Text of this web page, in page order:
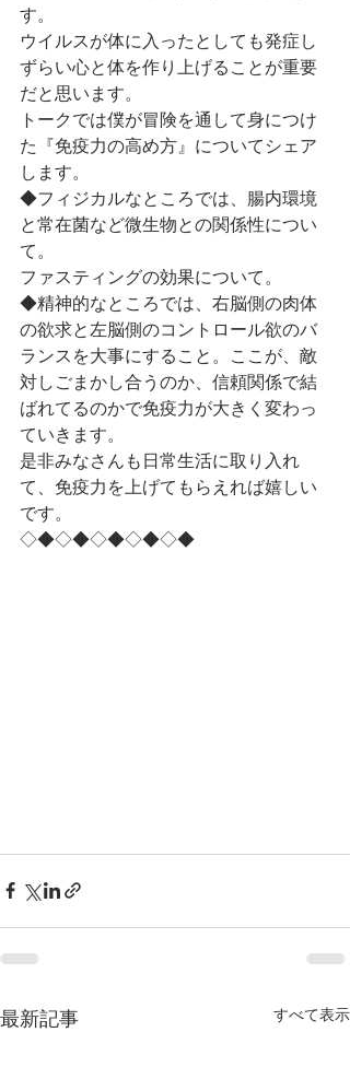
す。
ウイルスが体に入ったとしても発症し
ずらい心と体を作り上げることが重要
だと思います。
トークでは僕が冒険を通して身につけ
た『免疫力の高め方』についてシェア
します。
◆フィジカルなところでは、腸内環境
と常在菌など微生物との関係性につい
て。
ファスティングの効果について。
◆精神的なところでは、右脳側の肉体
の欲求と左脳側のコントロール欲のバ
ランスを大事にすること。ここが、敵
対しごまかし合うのか、信頼関係で結
ばれてるのかで免疫力が大きく変わっ
ていきます。
是非みなさんも日常生活に取り入れ
て、免疫力を上げてもらえれば嬉しい
です。
◇◆◇◆◇◆◇◆◇◆
最新記事 すべて表示